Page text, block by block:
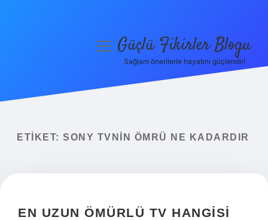
Yasal Uyarı
menüyüGüçlü Fikirler Blogu
Sağlam önerilerle hayatını güçlendir!
ETIKET: SONY TVNIN ÖMRÜ NE KADARDIR
EN UZUN ÖMÜRLÜ TV HANGISI